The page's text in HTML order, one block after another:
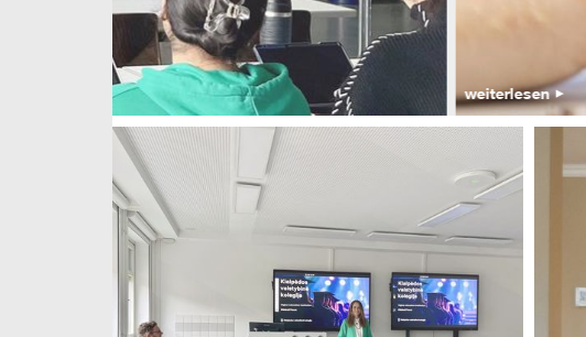
weiterlesen